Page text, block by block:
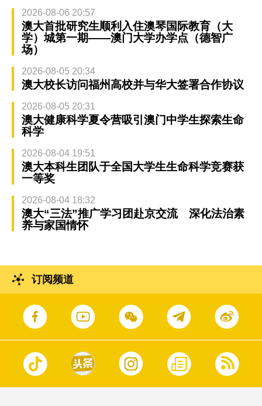
2026-08-06 20:57
澳大首批研究生顺利入住澳琴国际教育（大
学）城第一期——澳门大学办学点（德智广
场）
2026-08-05 20:34
澳大校长访问福州高校并与华大签署合作协议
2026-08-05 20:31
澳大健康科学夏令营吸引澳门中学生探索生命
科学
2026-08-04 19:51
澳大本科生团队于全国大学生生命科学竞赛获
一等奖
2026-08-04 18:32
澳大“三法”推广学习团赴京交流 深化法治素
养与家国情怀
订阅频道